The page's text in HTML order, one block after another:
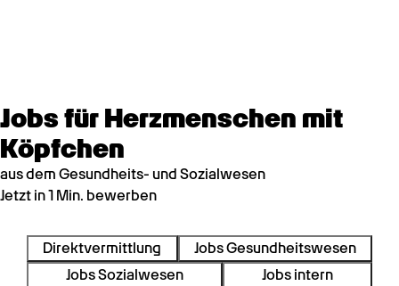
Jobs für Herzmenschen mit
Köpfchen
aus dem Gesundheits- und Sozialwesen
Jetzt in 1 Min. bewerben
Direktvermittlung
Jobs Gesundheitswesen
Jobs Sozialwesen
Jobs intern